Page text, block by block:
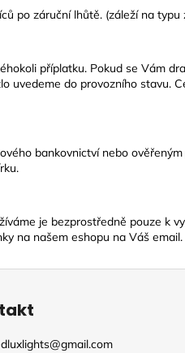
po záruční lhůtě. (záleží na typu
příplatku. Pokud se Vám
uvedeme do provozního stavu.
bankovnictví nebo
je bezprostředně pouze k
na našem eshopu na Váš email.
@gmail.com